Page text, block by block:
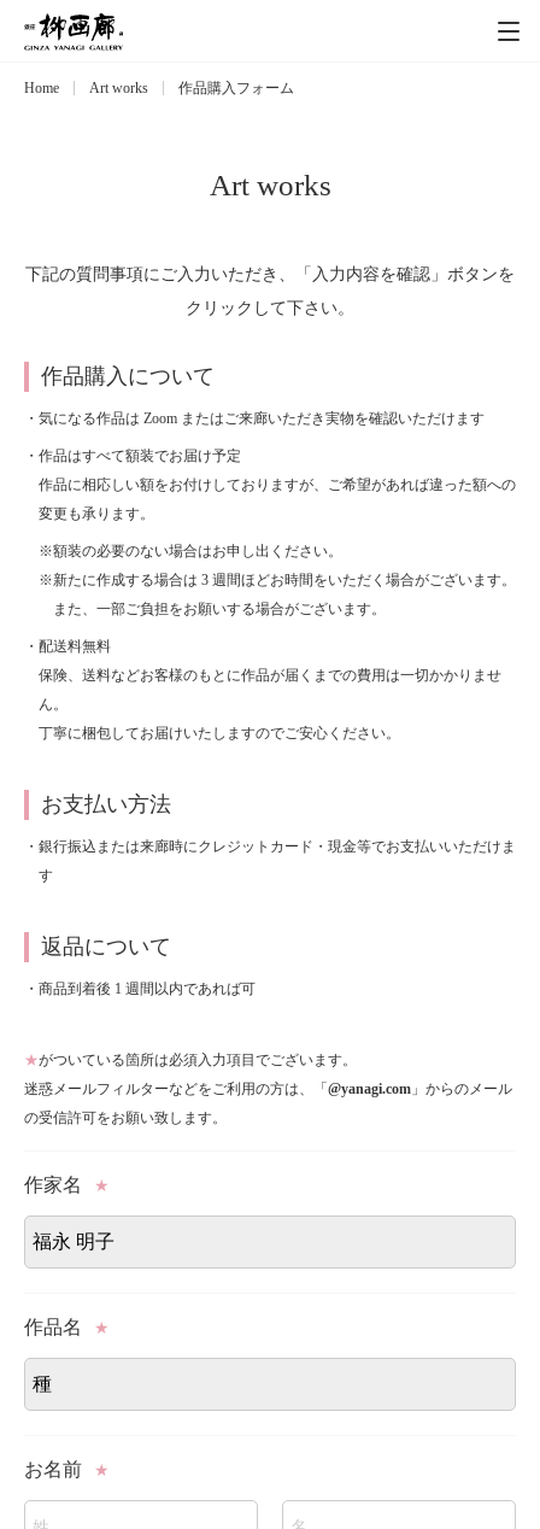
Exhibitions
Schedule スケジュール
About
Contact
Purchase assessment
Home Art works 作品購入フォーム
Art works
下記の質問事項にご入力いただき、「入力内容を確認」ボタンを
クリックして下さい。
作品購入について
・気になる作品は Zoom またはご来廊いただき実物を確認いただけます
・作品はすべて額装でお届け予定
作品に相応しい額をお付けしておりますが、ご希望があれば違った額への
変更も承ります。
※額装の必要のない場合はお申し出ください。
※新たに作成する場合は 3 週間ほどお時間をいただく場合がございます。
また、一部ご負担をお願いする場合がございます。
・配送料無料
保険、送料などお客様のもとに作品が届くまでの費用は一切かかりませ
ん。
丁寧に梱包してお届けいたしますのでご安心ください。
お支払い方法
・銀行振込または来廊時にクレジットカード・現金等でお支払いいただけま
す
返品について
・商品到着後 1 週間以内であれば可
★がついている箇所は必須入力項目でございます。
迷惑メールフィルターなどをご利用の方は、「 @yanagi.com 」からのメール
の受信許可をお願い致します。
作家名 ★
作品名 ★
お名前 ★